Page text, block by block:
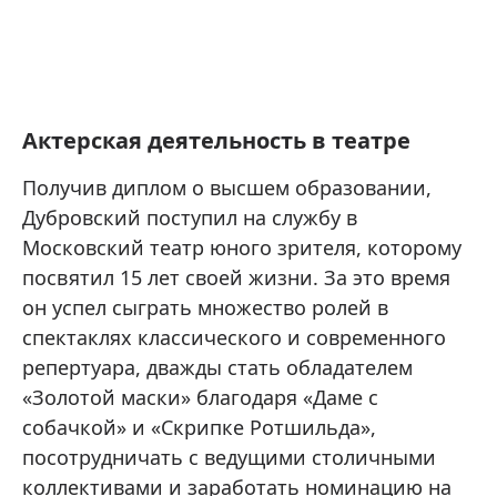
Актерская деятельность в театре
Получив диплом о высшем образовании,
Дубровский поступил на службу в
Московский театр юного зрителя, которому
посвятил 15 лет своей жизни. За это время
он успел сыграть множество ролей в
спектаклях классического и современного
репертуара, дважды стать обладателем
«Золотой маски» благодаря «Даме с
собачкой» и «Скрипке Ротшильда»,
посотрудничать с ведущими столичными
коллективами и заработать номинацию на